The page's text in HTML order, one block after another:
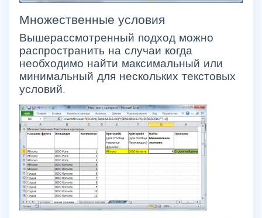
Множественные условия
Вышерассмотренный подход можно
распространить на случаи когда
необходимо найти максимальный или
минимальный для нескольких текстовых
условий.